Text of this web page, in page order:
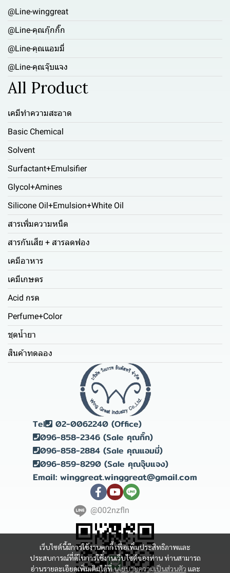
เว็บไซต์นี้มีการใช้งานคุกกี้ เพื่อเพิ่มประสิทธิภาพและ
ประสบการณ์ที่ดีในการใช้งานเว็บไซต์ของท่าน ท่านสามารถ
อ่านรายละเอียดเพิ่มเติมได้ที่นโยบายความเป็นส่วนตัว และ
@Line-winggreat
@Line-คุณกุ๊กกิ๊ก
@Line-คุณแอมมี่
@Line-คุณจุ๊บแจง
All Product
เคมีทำความสะอาด
Basic Chemical
Solvent
Surfactant+Emulsifier
Glycol+Amines
Silicone Oil+Emulsion+White Oil
สารเพิ่มความหนืด
สารกันเสีย + สารลดฟอง
เคมีอาหาร
เคมีเกษตร
Acid กรด
Perfume+Color
ชุดน้ำยา
สินค้าทดลอง
Tel
02-0062240 (Office)
096-858-2346 (Sale คุณกิ๊ก)
096-858-2884 (Sale คุณแอมมี่)
096-859-8290 (Sale คุณจุ๊บแจง)
Email: winggreat.winggreat@gmail.com
@002nzfln